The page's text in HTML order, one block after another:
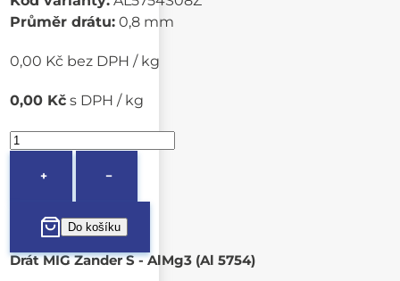
Průměr drátu: 0,8 mm
0,00 Kč bez DPH / kg
0,00 Kč s DPH / kg
+ −
Drát MIG Zander S - AlMg3 (Al 5754)